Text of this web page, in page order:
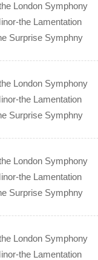
London Symphony
the Lamentation
Surprise Symphny
London Symphony
the Lamentation
Surprise Symphny
London Symphony
the Lamentation
Surprise Symphny
London Symphony
the Lamentation